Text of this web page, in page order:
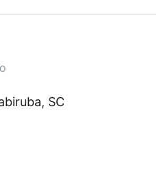
verde e encontrar
compra, veja em nosso
SC